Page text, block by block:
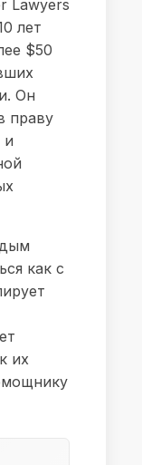
Lawyers
лет
$50
Он
праву
и
как с
их